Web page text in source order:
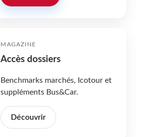
MAGAZINE
Accès dossiers
Benchmarks marchés, Icotour et
suppléments Bus&Car.
Découvrir